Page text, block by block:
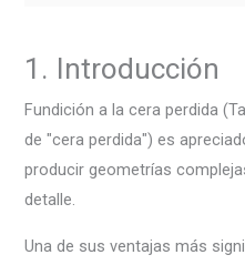
1. Introducción
Fundición a la cera perdida
de "cera perdida") es
producir geometrías
detalle.
Una de sus ventajas más